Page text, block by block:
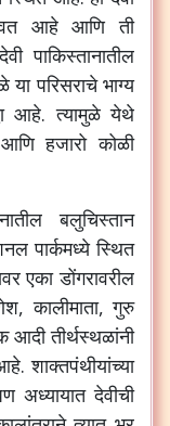
आहे आणि ती
पाकिस्तानातील
परिसराचे भाग्य
आहे. त्यामुळे येथे
हजारो कोळी
बलुचिस्तान
पार्कमध्ये स्थित
एका डोंगरावरील
कालीमाता, गुरु
आदी तीर्थस्थळांनी
शाक्तपंथीयांच्या
अध्यायात देवीची